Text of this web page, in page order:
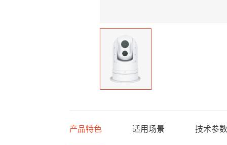
产品特色 适用场景 技术参数